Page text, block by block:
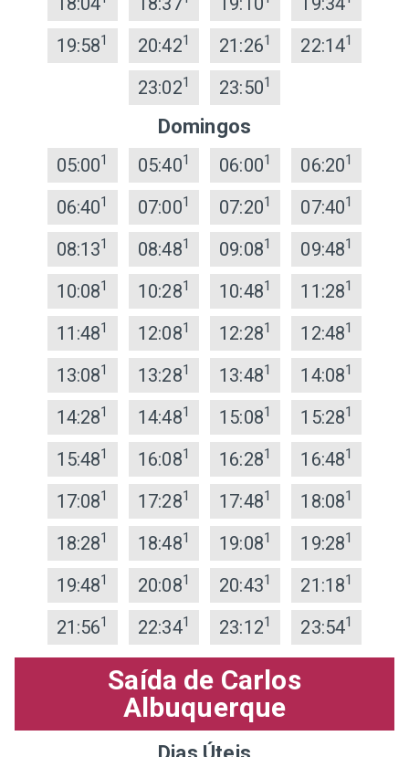
19:581 20:421 21:261 22:141
23:021 23:501
Domingos
05:001 05:401 06:001 06:201
06:401 07:001 07:201 07:401
08:131 08:481 09:081 09:481
10:081 10:281 10:481 11:281
11:481 12:081 12:281 12:481
13:081 13:281 13:481 14:081
14:281 14:481 15:081 15:281
15:481 16:081 16:281 16:481
17:081 17:281 17:481 18:081
18:281 18:481 19:081 19:281
19:481 20:081 20:431 21:181
21:561 22:341 23:121 23:541
Saída de Carlos
Albuquerque
Dias Úteis